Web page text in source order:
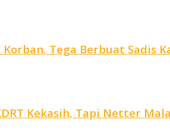
Tega Berbuat Sadis
Kekasih, Tapi Netter